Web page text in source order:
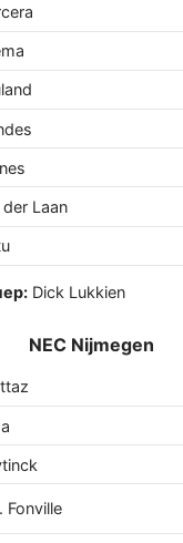
der Laan
Dick Lukkien
NEC Nijmegen
Fonville